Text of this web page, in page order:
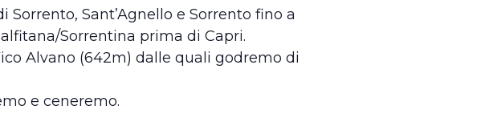
Sant’Agnello e Sorrento fino a
Sorrentina prima di Capri.
Alvano (642m) dalle quali godremo di
e ceneremo.